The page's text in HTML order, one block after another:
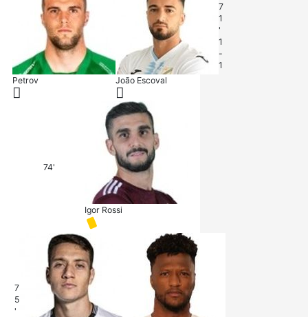
Petrov João Escoval
7
1
'
1
-
1
74'
Igor Rossi
7
5
'